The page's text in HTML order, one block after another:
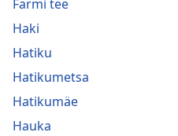
Farmi tee
Haki
Hatiku
Hatikumetsa
Hatikumäe
Hauka